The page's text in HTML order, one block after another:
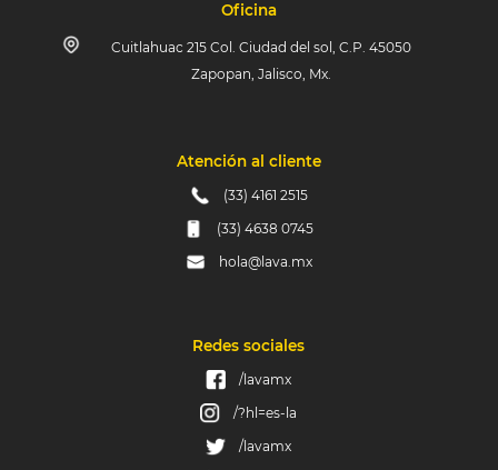
Oficina
Cuitlahuac 215 Col. Ciudad del sol, C.P. 45050
Zapopan, Jalisco, Mx.
Atención al cliente
(33) 4161 2515
(33) 4638 0745
hola@lava.mx
Redes sociales
/lavamx
/?hl=es-la
/lavamx